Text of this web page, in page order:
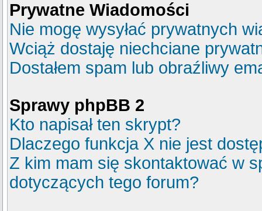
Prywatne Wiadomości
Nie mogę wysyłać prywatnych
Wciąż dostaję niechciane
Dostałem spam lub obraźliwy
Sprawy phpBB 2
Kto napisał ten skrypt?
Dlaczego funkcja X nie jest
Z kim mam się skontaktować w
dotyczących tego forum?